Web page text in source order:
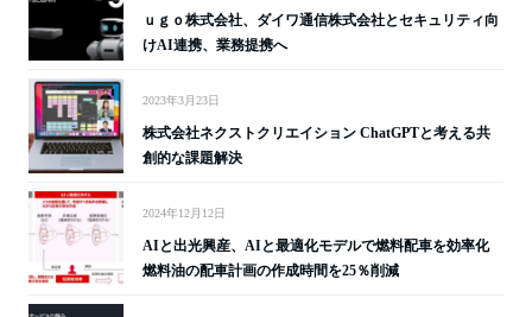
ｕｇｏ株式会社、ダイワ通信株式会社とセキュリティ向
けAI連携、業務提携へ
2023年3月23日
株式会社ネクストクリエイション ChatGPTと考える共
創的な課題解決
2024年12月12日
AIと出光興産、AIと最適化モデルで燃料配車を効率化
燃料油の配車計画の作成時間を25％削減